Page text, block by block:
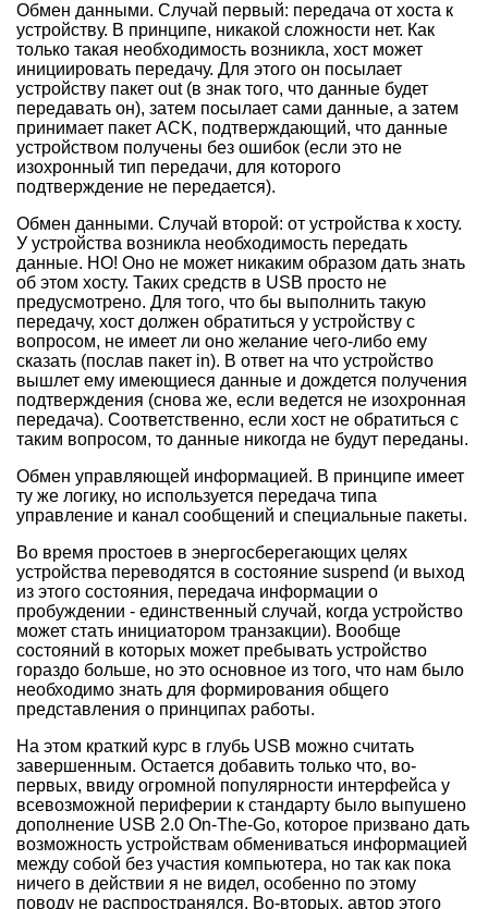
Обмен данными. Случай первый: передача от хоста к
устройству. В принципе, никакой сложности нет. Как
только такая необходимость возникла, хост может
инициировать передачу. Для этого он посылает
устройству пакет out (в знак того, что данные будет
передавать он), затем посылает сами данные, а затем
принимает пакет ACK, подтверждающий, что данные
устройством получены без ошибок (если это не
изохронный тип передачи, для которого
подтверждение не передается).
Обмен данными. Случай второй: от устройства к хосту.
У устройства возникла необходимость передать
данные. НО! Оно не может никаким образом дать знать
об этом хосту. Таких средств в USB просто не
предусмотрено. Для того, что бы выполнить такую
передачу, хост должен обратиться у устройству с
вопросом, не имеет ли оно желание чего-либо ему
сказать (послав пакет in). В ответ на что устройство
вышлет ему имеющиеся данные и дождется получения
подтверждения (снова же, если ведется не изохронная
передача). Соответственно, если хост не обратиться с
таким вопросом, то данные никогда не будут переданы.
Обмен управляющей информацией. В принципе имеет
ту же логику, но используется передача типа
управление и канал сообщений и специальные пакеты.
Во время простоев в энергосберегающих целях
устройства переводятся в состояние suspend (и выход
из этого состояния, передача информации о
пробуждении - единственный случай, когда устройство
может стать инициатором транзакции). Вообще
состояний в которых может пребывать устройство
гораздо больше, но это основное из того, что нам было
необходимо знать для формирования общего
представления о принципах работы.
На этом краткий курс в глубь USB можно считать
завершенным. Остается добавить только что, во-
первых, ввиду огромной популярности интерфейса у
всевозможной периферии к стандарту было выпушено
дополнение USB 2.0 On-The-Go, которое призвано дать
возможность устройствам обмениваться информацией
между собой без участия компьютера, но так как пока
ничего в действии я не видел, особенно по этому
поводу не распространялся. Во-вторых, автор этого